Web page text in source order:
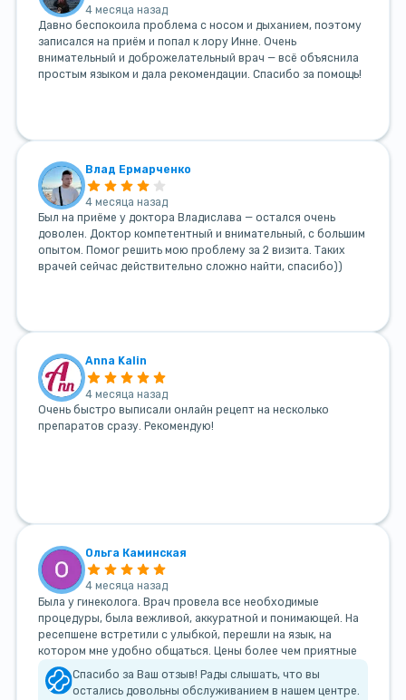
4 месяца назад
Давно беспокоила проблема с носом и дыханием, поэтому
записался на приём и попал к лору Инне. Очень
внимательный и доброжелательный врач — всё объяснила
простым языком и дала рекомендации. Спасибо за помощь!
Влад Ермарченко
4 месяца назад
Был на приёме у доктора Владислава — остался очень
доволен. Доктор компетентный и внимательный, с большим
опытом. Помог решить мою проблему за 2 визита. Таких
врачей сейчас действительно сложно найти, спасибо))
Anna Kalin
4 месяца назад
Очень быстро выписали онлайн рецепт на несколько
препаратов сразу. Рекомендую!
Ольга Каминская
4 месяца назад
Была у гинеколога. Врач провела все необходимые
процедуры, была вежливой, аккуратной и понимающей. На
ресепшене встретили с улыбкой, перешли на язык, на
котором мне удобно общаться. Цены более чем приятные
Спасибо за Ваш отзыв! Рады слышать, что вы
остались довольны обслуживанием в нашем центре.